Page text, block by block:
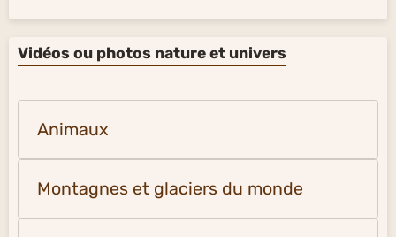
Vidéos ou photos nature et univers
Animaux
Montagnes et glaciers du monde